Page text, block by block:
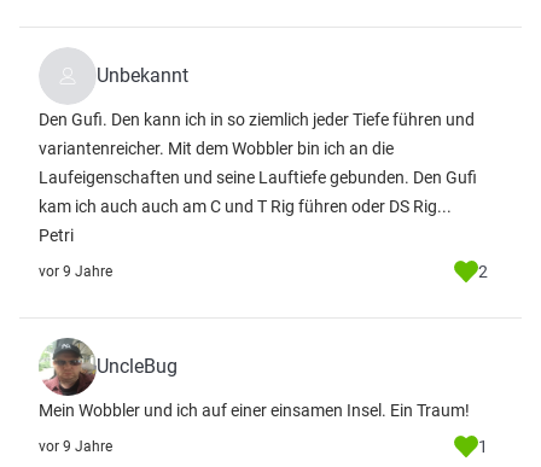
Unbekannt
Den Gufi. Den kann ich in so ziemlich jeder Tiefe führen und
variantenreicher. Mit dem Wobbler bin ich an die
Laufeigenschaften und seine Lauftiefe gebunden. Den Gufi
kam ich auch auch am C und T Rig führen oder DS Rig...
Petri
vor 9 Jahre 2
UncleBug
Mein Wobbler und ich auf einer einsamen Insel. Ein Traum!
vor 9 Jahre 1